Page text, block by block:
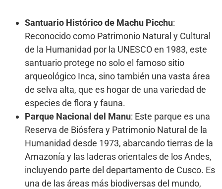
Santuario Histórico de Machu Picchu:
Reconocido como Patrimonio Natural y Cultural
de la Humanidad por la UNESCO en 1983, este
santuario protege no solo el famoso sitio
arqueológico Inca, sino también una vasta área
de selva alta, que es hogar de una variedad de
especies de flora y fauna.
Parque Nacional del Manu: Este parque es una
Reserva de Biósfera y Patrimonio Natural de la
Humanidad desde 1973, abarcando tierras de la
Amazonía y las laderas orientales de los Andes,
incluyendo parte del departamento de Cusco. Es
una de las áreas más biodiversas del mundo,